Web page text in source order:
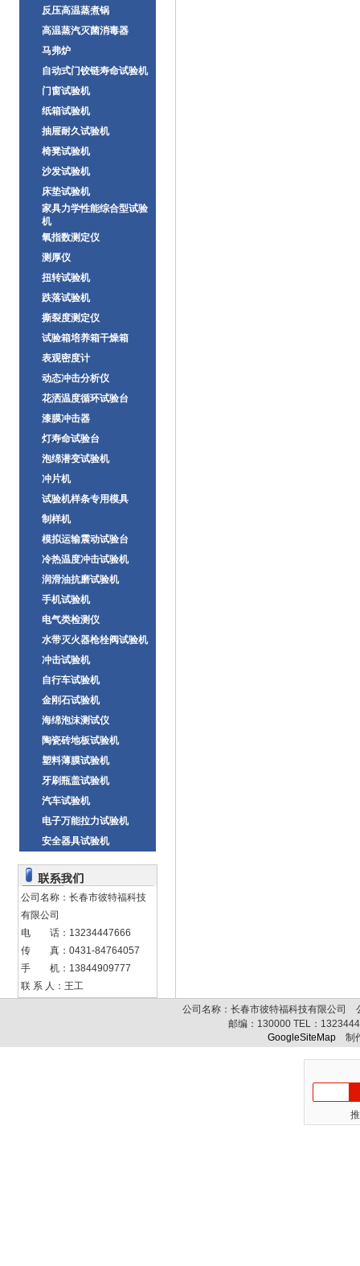
反压高温蒸煮锅
高温蒸汽灭菌消毒器
马弗炉
自动式门铰链寿命试验机
门窗试验机
纸箱试验机
抽屉耐久试验机
椅凳试验机
沙发试验机
床垫试验机
家具力学性能综合型试验
机
氧指数测定仪
测厚仪
扭转试验机
跌落试验机
撕裂度测定仪
试验箱培养箱干燥箱
表观密度计
动态冲击分析仪
花洒温度循环试验台
漆膜冲击器
灯寿命试验台
泡绵潜变试验机
冲片机
试验机样条专用模具
制样机
模拟运输震动试验台
冷热温度冲击试验机
润滑油抗磨试验机
手机试验机
电气类检测仪
水带灭火器枪栓阀试验机
冲击试验机
自行车试验机
金刚石试验机
海绵泡沫测试仪
陶瓷砖地板试验机
塑料薄膜试验机
牙刷瓶盖试验机
汽车试验机
电子万能拉力试验机
安全器具试验机
公司名称：长春市彼特福科技
有限公司
电 话：13234447666
传 真：0431-84764057
手 机：13844909777
联 系 人：王工
公司名称：长春市彼特福科技有限公司
邮编： 130000TEL：
GoogleSiteMap 制